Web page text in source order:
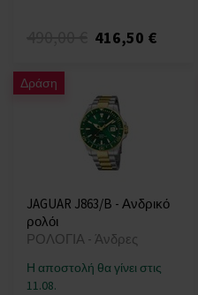
416,50 €
Δράση
JAGUAR J863/B - Ανδρικό
ρολόι
ΡΟΛΟΓΙΑ - Άνδρες
Η αποστολή θα γίνει στις
11.08.